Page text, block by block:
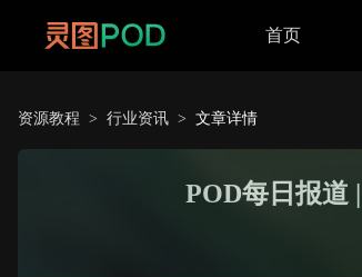
首页
资源教程 > 行业资讯 > 文章详情
POD每日报道